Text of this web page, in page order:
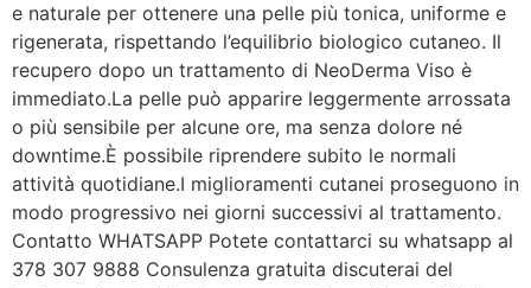
e naturale per ottenere una pelle più tonica, uniforme e
rigenerata, rispettando l’equilibrio biologico cutaneo. Il
recupero dopo un trattamento di NeoDerma Viso è
immediato.La pelle può apparire leggermente arrossata
o più sensibile per alcune ore, ma senza dolore né
downtime.È possibile riprendere subito le normali
attività quotidiane.I miglioramenti cutanei proseguono in
modo progressivo nei giorni successivi al trattamento.
Contatto WHATSAPP Potete contattarci su whatsapp al
378 307 9888 Consulenza gratuita discuterai del